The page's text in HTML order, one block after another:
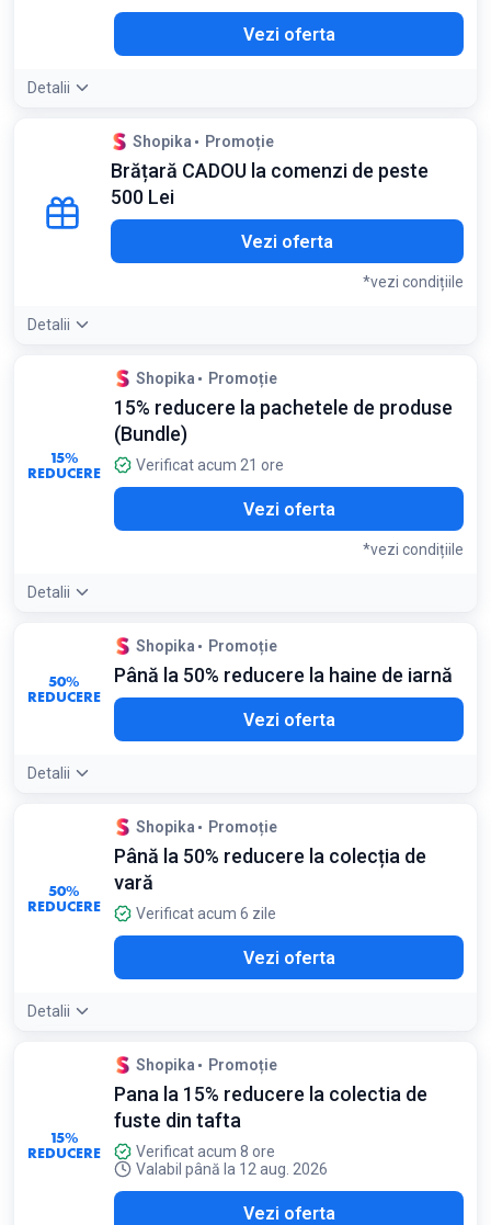
Vezi oferta
Detalii
Shopika Promoție
Brățară CADOU la comenzi de peste
500 Lei
Vezi oferta
*vezi condițiile
Detalii
Detaliile ofertei:Cadoul se adaugă automat în coș odată ce
pragul de 500 Lei este atins
Valabil pentru comenzi de minim 500 Lei
15%
REDUCERE
Shopika Promoție
15% reducere la pachetele de produse
(Bundle)
Verificat acum 21 ore
Vezi oferta
*vezi condițiile
Detalii
Detaliile ofertei:Cumpărați seturi formate din eșarfă și
beretă sau rochie și geantă de plajă pentru a beneficia de
reducerea de 15% față de prețul individual
Condiții:
Se aplică doar produselor din categoria Pachete Bundle
50%
REDUCERE
Shopika Promoție
Până la 50% reducere la haine de iarnă
Vezi oferta
Detalii
Detaliile ofertei:Verificați secțiunea de pulovere și geci
pentru reduceri de până la jumătate din prețul inițial
50%
REDUCERE
Shopika Promoție
Până la 50% reducere la colecția de
vară
Verificat acum 6 zile
Vezi oferta
Detalii
Detaliile ofertei:Căutați rochiile tip cămașă sau modelele
din mătase indiană pentru cele mai bune reduceri de sezon
15%
REDUCERE
Shopika Promoție
Pana la 15% reducere la colectia de
fuste din tafta
Verificat acum 8 ore
Valabil până la 12 aug. 2026
Vezi oferta